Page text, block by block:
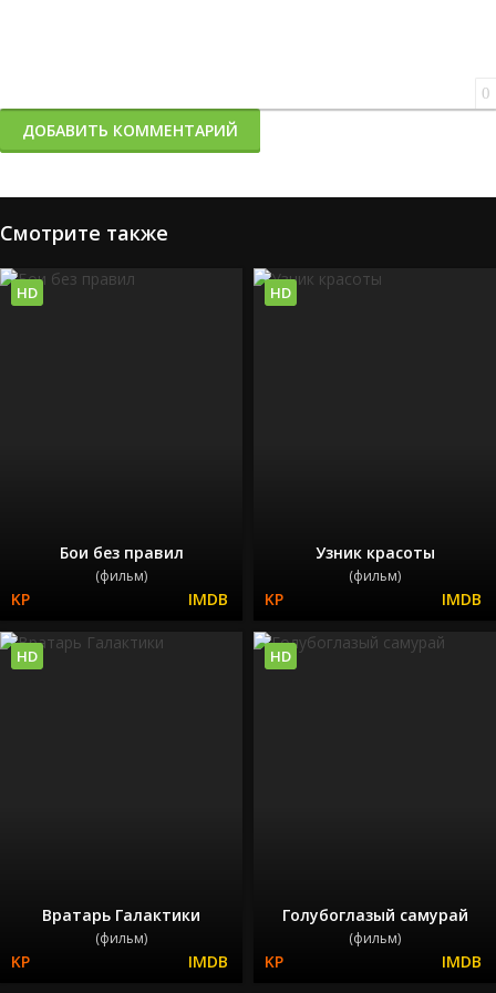
0
ДОБАВИТЬ КОММЕНТАРИЙ
Смотрите также
Бои без правил
(фильм)
HD
Узник красоты
(фильм)
HD
Вратарь Галактики
(фильм)
HD
Голубоглазый самурай
(фильм)
HD